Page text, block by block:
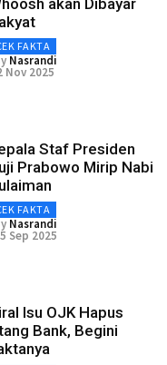
akan Dibayar
FAKTA
Nasrandi
Nov 2025
Staf Presiden
Prabowo Mirip Nabi
FAKTA
Nasrandi
Sep 2025
Isu OJK Hapus
Bank, Begini